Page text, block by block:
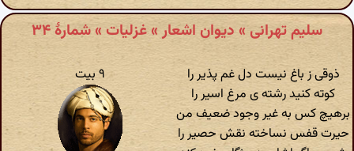
سلیم تهرانی » دیوان اشعار » غزلیات » شمارهٔ ۳۴
ذوقی ز باغ نیست دل غم پذیر را
کوته کنید رشته ی مرغ اسیر را
برهیچ کس به غیر وجود ضعیف من
حیرت قفس نساخته نقش حصیر را
۹ بیت